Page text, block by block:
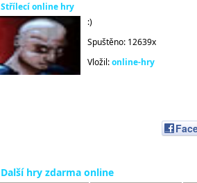
Střílecí online hry
:)
Spuštěno: 12639x
Vložil:online-hry
Další hry zdarma online